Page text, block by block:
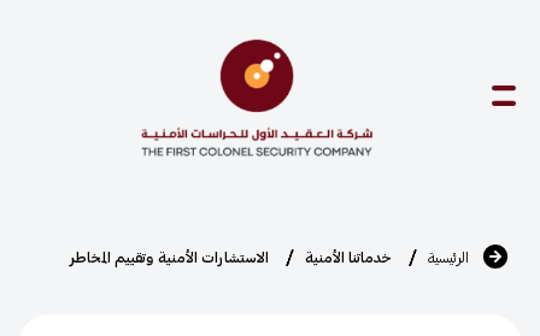
content
الرئيسية خدماتنا الأمنية الاستشارات الأمنية وتقييم المخاطر